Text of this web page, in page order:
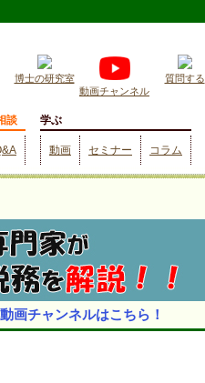
博士の研究室
動画チャンネル
質問する
談 学ぶ
動画 セミナー コラム
画チャンネルはこちら！